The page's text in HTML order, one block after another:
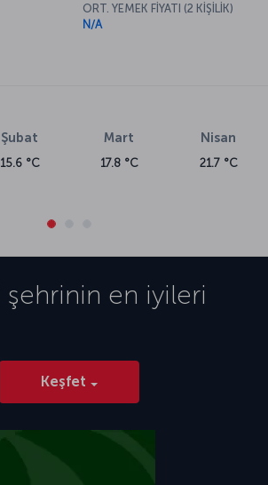
ORT. YEMEK FİYATI (2 KİŞİLİK)
N/A
Şubat
15.6 °C
Mart
17.8 °C
Nisan
21.7 °C
şehrinin en iyileri
Keşfet